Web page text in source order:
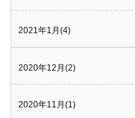
2021年1月(4)
2020年12月(2)
2020年11月(1)